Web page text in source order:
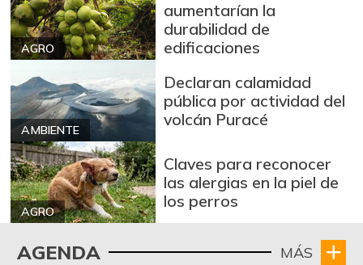
AGRO
aumentarían la
durabilidad de
edificaciones
AMBIENTE
Declaran calamidad
pública por actividad del
volcán Puracé
AGRO
Claves para reconocer
las alergias en la piel de
los perros
AGENDA MÁS